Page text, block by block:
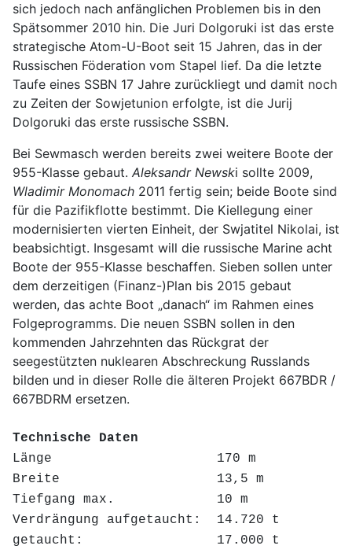
sich jedoch nach anfänglichen Problemen bis in den
Spätsommer 2010 hin. Die Juri Dolgoruki ist das erste
strategische Atom-U-Boot seit 15 Jahren, das in der
Russischen Föderation vom Stapel lief. Da die letzte
Taufe eines SSBN 17 Jahre zurückliegt und damit noch
zu Zeiten der Sowjetunion erfolgte, ist die Jurij
Dolgoruki das erste russische SSBN.
Bei Sewmasch werden bereits zwei weitere Boote der
955-Klasse gebaut. Aleksandr Newski sollte 2009,
Wladimir Monomach 2011 fertig sein; beide Boote sind
für die Pazifikflotte bestimmt. Die Kiellegung einer
modernisierten vierten Einheit, der Swjatitel Nikolai, ist
beabsichtigt. Insgesamt will die russische Marine acht
Boote der 955-Klasse beschaffen. Sieben sollen unter
dem derzeitigen (Finanz-)Plan bis 2015 gebaut
werden, das achte Boot „danach“ im Rahmen eines
Folgeprogramms. Die neuen SSBN sollen in den
kommenden Jahrzehnten das Rückgrat der
seegestützten nuklearen Abschreckung Russlands
bilden und in dieser Rolle die älteren Projekt 667BDR /
667BDRM ersetzen.
Technische Daten
Länge 170 m
Breite 13,5 m
Tiefgang max. 10 m
Verdrängung aufgetaucht: 14.720 t
getaucht: 17.000 t